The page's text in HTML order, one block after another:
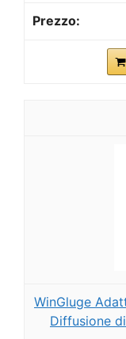
WinGluge
Diffusione